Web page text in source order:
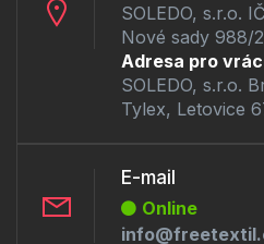
SOLEDO, s.r.o.
Nové sady 988/
Adresa pro
SOLEDO, s.r.o.
Tylex, Letovice
E-mail
Online